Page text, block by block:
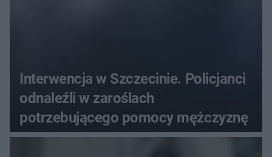
Interwencja w Szczecinie. Policjanci
odnaleźli w zaroślach
potrzebującego pomocy mężczyznę